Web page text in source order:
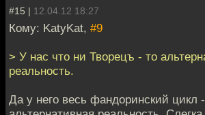
#15 | 12.04.12 18:27
Кому: KatyKat, #9
> У нас что ни Творецъ - то
реальность.
Да у него весь фандоринский цикл